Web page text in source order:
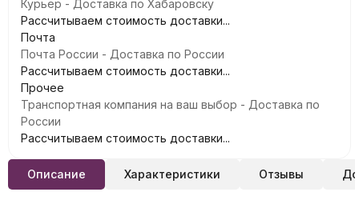
Курьер - Доставка по Хабаровску
Рассчитываем стоимость доставки...
Почта
Почта России - Доставка по России
Рассчитываем стоимость доставки...
Прочее
Транспортная компания на ваш выбор - Доставка по
России
Рассчитываем стоимость доставки...
Описание Характеристики Отзывы